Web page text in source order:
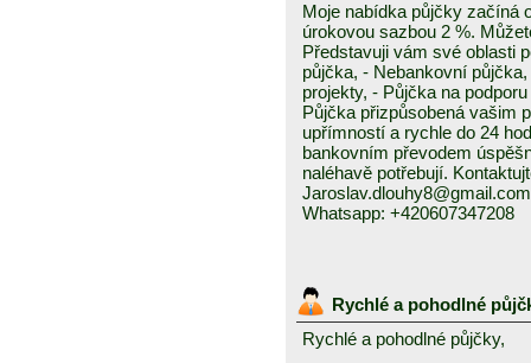
Moje nabídka půjčky začíná
úrokovou sazbou 2 %.
Představuji vám své oblasti
půjčka, - Nebankovní
projekty, - Půjčka na
Půjčka přizpůsobená vašim
upřímností a rychle do 24
bankovním převodem
naléhavě potřebují.
Jaroslav.dlouhy8@gmail.com
Whatsapp: +420607347208
Rychlé a pohodlné
Rychlé a pohodlné půjčky,